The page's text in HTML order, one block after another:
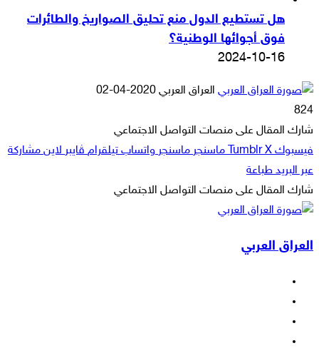
هل تستطيع الدول منع تحليق الصواريخ والطائرات
فوق أجوائها الوطنية؟
2024-10-16
العراق العربي أرسل
إلكترونيا
2020-04-02
824
شارك المقال على منصات التواصل الاجتماعي
فيسبوك ‫X ماسنجر ماسنجر واتساب تيلقرام ڤايبر لاين مشاركة
عبر البريد طباعة
شارك المقال على منصات التواصل الاجتماعي
فيسبوك
‫X
ماسنجر
ماسنجر
واتساب
تيلقرام
ڤايبر
لاين
مشاركة
البريد
طباعة
العراق العربي